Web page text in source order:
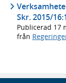
Skr. 2015/
Publicerad 17
från